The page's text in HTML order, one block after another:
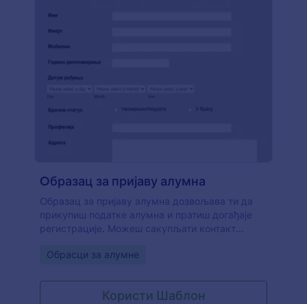
Oбразац за пријаву алумна
Oбразац за пријаву алумна дозвољава ти да
прикупиш податке алумна и пратиш догађаје
регистрације. Можеш сакупљати контакт
успомене студената. Можеш прилагодити
интеграције. Додај свој лого, информативни
садржај, затражи слике, промени боје,
Go to Category:
Обрасци за алумне
Користи Шаблон